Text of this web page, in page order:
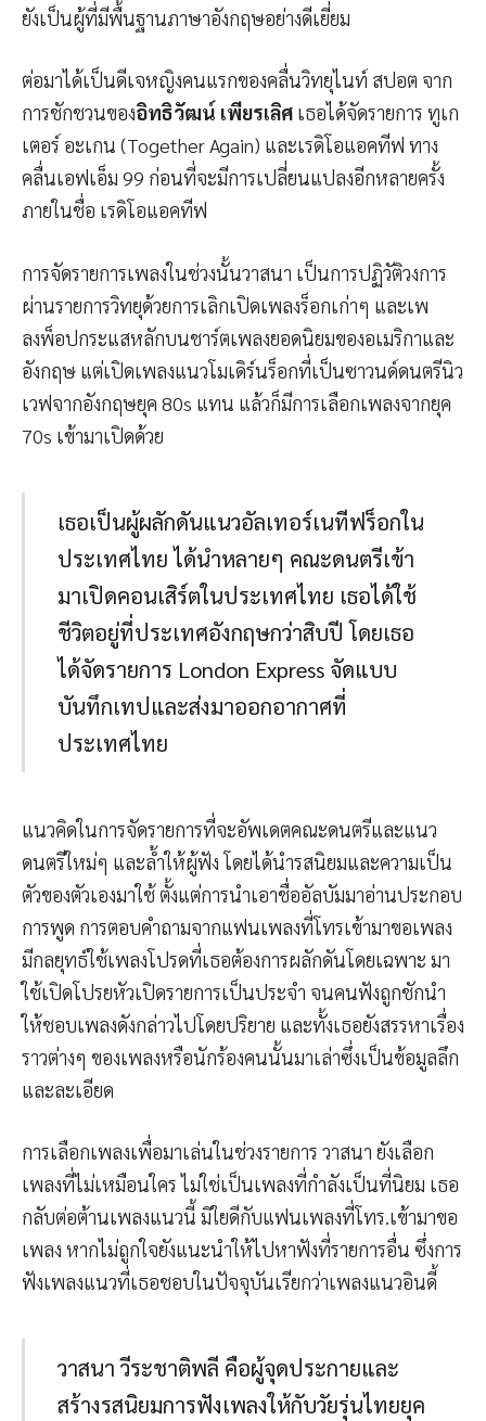
ยังเป็นผู้ที่มีพื้นฐานภาษาอังกฤษอย่างดีเยี่ยม
ต่อมาได้เป็นดีเจหญิงคนแรกของคลื่นวิทยุไนท์ สปอต จาก
การชักชวนของอิทธิวัฒน์ เพียรเลิศ เธอได้จัดรายการ ทูเก
เตอร์ อะเกน (Together Again) และเรดิโอแอคทีฟ ทาง
คลื่นเอฟเอ็ม 99 ก่อนที่จะมีการเปลี่ยนแปลงอีกหลายครั้ง
ภายในชื่อ เรดิโอแอคทีฟ
การจัดรายการเพลงในช่วงนั้นวาสนา เป็นการปฏิวัติวงการ
ผ่านรายการวิทยุด้วยการเลิกเปิดเพลงร็อกเก่าๆ และเพ
ลงพ็อปกระแสหลักบนชาร์ตเพลงยอดนิยมของอเมริกาและ
อังกฤษ แต่เปิดเพลงแนวโมเดิร์นร็อกที่เป็นซาวนด์ดนตรีนิว
เวฟจากอังกฤษยุค 80s แทน แล้วก็มีการเลือกเพลงจากยุค
70s เข้ามาเปิดด้วย
เธอเป็นผู้ผลักดันแนวอัลเทอร์เนทีฟร็อกใน
ประเทศไทย ได้นำหลายๆ คณะดนตรีเข้า
มาเปิดคอนเสิร์ตในประเทศไทย เธอได้ใช้
ชีวิตอยู่ที่ประเทศอังกฤษกว่าสิบปี โดยเธอ
ได้จัดรายการ London Express จัดแบบ
บันทึกเทปและส่งมาออกอากาศที่
ประเทศไทย
แนวคิดในการจัดรายการที่จะอัพเดตคณะดนตรีและแนว
ดนตรีใหม่ๆ และล้ำให้ผู้ฟัง โดยได้นำรสนิยมและความเป็น
ตัวของตัวเองมาใช้ ตั้งแต่การนำเอาชื่ออัลบัมมาอ่านประกอบ
การพูด การตอบคำถามจากแฟนเพลงที่โทรเข้ามาขอเพลง
มีกลยุทธ์ใช้เพลงโปรดที่เธอต้องการผลักดันโดยเฉพาะ มา
ใช้เปิดโปรยหัวเปิดรายการเป็นประจำ จนคนฟังถูกชักนำ
ให้ชอบเพลงดังกล่าวไปโดยปริยาย และทั้งเธอยังสรรหาเรื่อง
ราวต่างๆ ของเพลงหรือนักร้องคนนั้นมาเล่าซึ่งเป็นข้อมูลลึก
และละเอียด
การเลือกเพลงเพื่อมาเล่นในช่วงรายการ วาสนา ยังเลือก
เพลงที่ไม่เหมือนใคร ไม่ใช่เป็นเพลงที่กำลังเป็นที่นิยม เธอ
กลับต่อต้านเพลงแนวนี้ มิใยดีกับแฟนเพลงที่โทร.เข้ามาขอ
เพลง หากไม่ถูกใจยังแนะนำให้ไปหาฟังที่รายการอื่น ซึ่งการ
ฟังเพลงแนวที่เธอชอบในปัจจุบันเรียกว่าเพลงแนวอินดี้
วาสนา วีระชาติพลี คือผู้จุดประกายและ
สร้างรสนิยมการฟังเพลงให้กับวัยรุ่นไทยยุค